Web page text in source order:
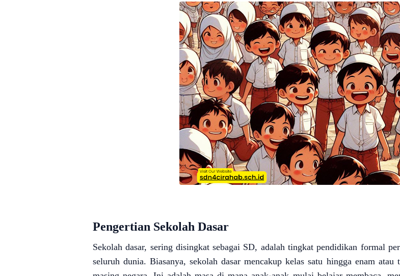
Pengertian Sekolah Dasar
Sekolah dasar, sering disingkat sebagai SD, adalah tingkat pendidikan formal
seluruh dunia. Biasanya, sekolah dasar mencakup kelas satu hingga enam